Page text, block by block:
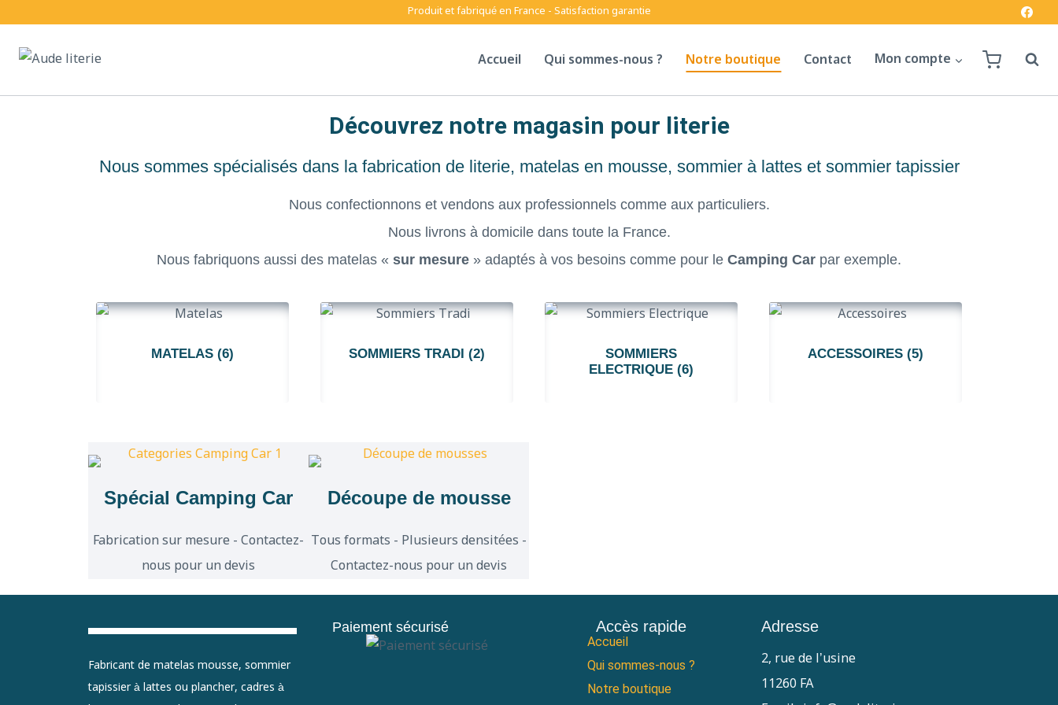
Produit et fabriqué en France - Satisfaction garantie
Accueil Qui sommes-nous ? Notre boutique Contact Mon compte
Découvrez notre magasin pour literie
Nous sommes spécialisés dans la fabrication de literie, matelas en mousse, sommier à lattes et sommier tapissier
Nous confectionnons et vendons aux professionnels comme aux particuliers.
Nous livrons à domicile dans toute la France.
Nous fabriquons aussi des matelas « sur mesure » adaptés à vos besoins comme pour le Camping Car par exemple.
MATELAS (6) SOMMIERS TRADI (2)
SOMMIERS
ELECTRIQUE (6)
ACCESSOIRES (5)
Spécial Camping Car
Fabrication sur mesure - Contactez-
nous pour un devis
Découpe de mousse
Tous formats - Plusieurs densitées -
Contactez-nous pour un devis
Fabricant de matelas mousse, sommier
tapissier à lattes ou plancher, cadres à
Paiement sécurisé Accès rapide
Accueil
Qui sommes-nous ?
Notre boutique
Adresse
2, rue de l’usine
11260 FA